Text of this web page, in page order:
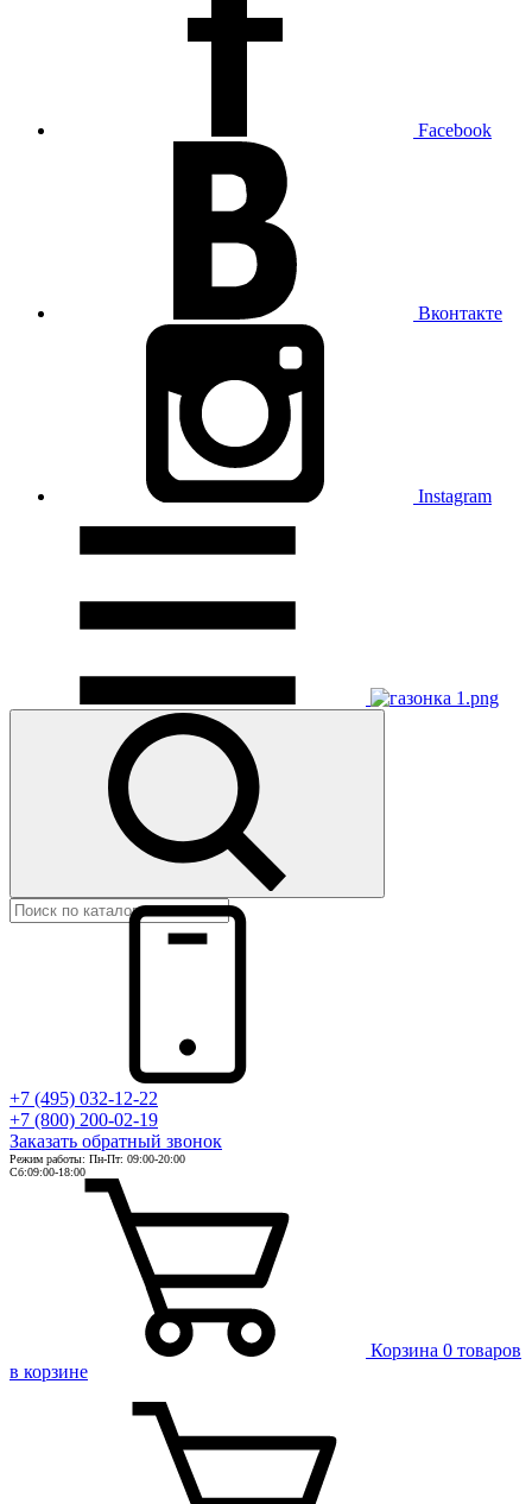
Facebook
Вконтакте
Instagram
+7 (495) 032-12-22
+7 (800) 200-02-19
Заказать обратный звонок
Режим работы: Пн-Пт: 09:00-20:00
Сб:09:00-18:00
Корзина 0 товаров
в корзине